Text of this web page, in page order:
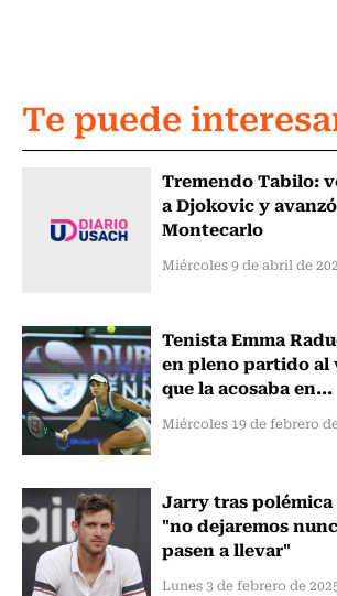
Te puede
Tremendo Tabilo:
a Djokovic y
Montecarlo
Miércoles 9 de abril de
Tenista Emma
en pleno partido al
que la acosaba en...
Miércoles 19 de febrero
Jarry tras polémica
"no dejaremos
pasen a llevar"
Lunes 3 de febrero de